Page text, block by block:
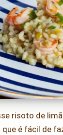
risoto de
que é fácil de